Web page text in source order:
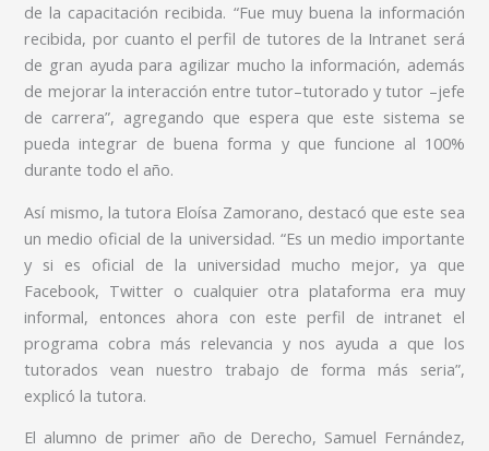
de la capacitación recibida. “Fue muy buena la información
recibida, por cuanto el perfil de tutores de la Intranet será
de gran ayuda para agilizar mucho la información, además
de mejorar la interacción entre tutor–tutorado y tutor –jefe
de carrera”, agregando que espera que este sistema se
pueda integrar de buena forma y que funcione al 100%
durante todo el año.
Así mismo, la tutora Eloísa Zamorano, destacó que este sea
un medio oficial de la universidad. “Es un medio importante
y si es oficial de la universidad mucho mejor, ya que
Facebook, Twitter o cualquier otra plataforma era muy
informal, entonces ahora con este perfil de intranet el
programa cobra más relevancia y nos ayuda a que los
tutorados vean nuestro trabajo de forma más seria”,
explicó la tutora.
El alumno de primer año de Derecho, Samuel Fernández,